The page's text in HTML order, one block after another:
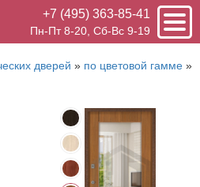
+7 (495) 363-85-41
Пн-Пт 8-20, Сб-Вс 9-19
дверей » по цветовой гамме »